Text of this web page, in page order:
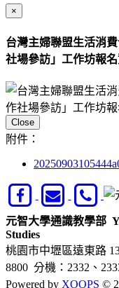
×
台灣主婦聯盟生活消
社場參訪」工作坊報
Close
附件：
元智大學通識教學部
Studies
桃園市中壢區遠東路
8800 分機：2332、
Powered by XOOPS ©